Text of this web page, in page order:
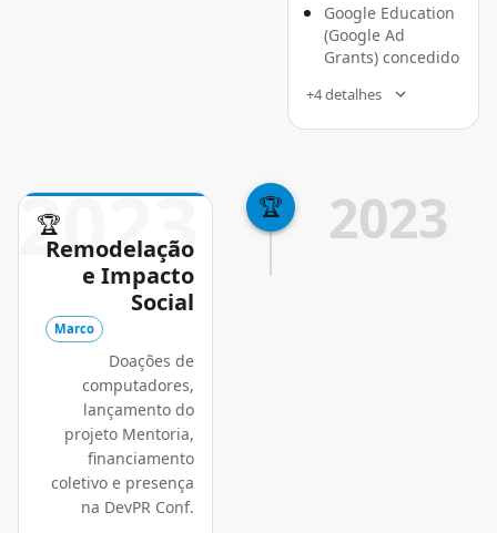
Google Education
(Google Ad
Grants) concedido
+4 detalhes
2023
🏆
Remodelação
e Impacto
Social
Marco
Doações de
computadores,
lançamento do
projeto Mentoria,
financiamento
coletivo e presença
na DevPR Conf.
🏆 2023